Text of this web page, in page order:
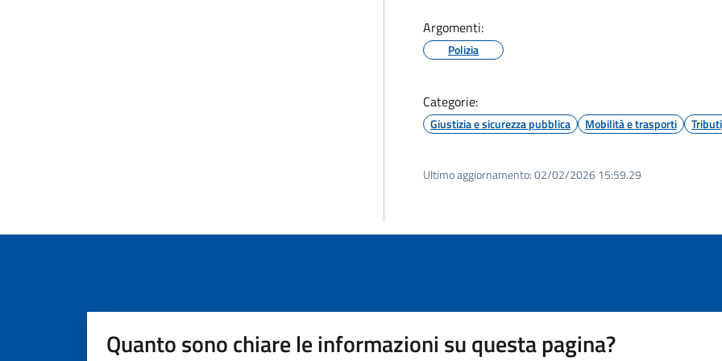
Argomenti:
Polizia
Categorie:
Giustizia e sicurezza pubblica Mobilità e trasporti
Ultimo aggiornamento:02/02/2026 15:59.29
Quanto sono chiare le informazioni su questa pagina?